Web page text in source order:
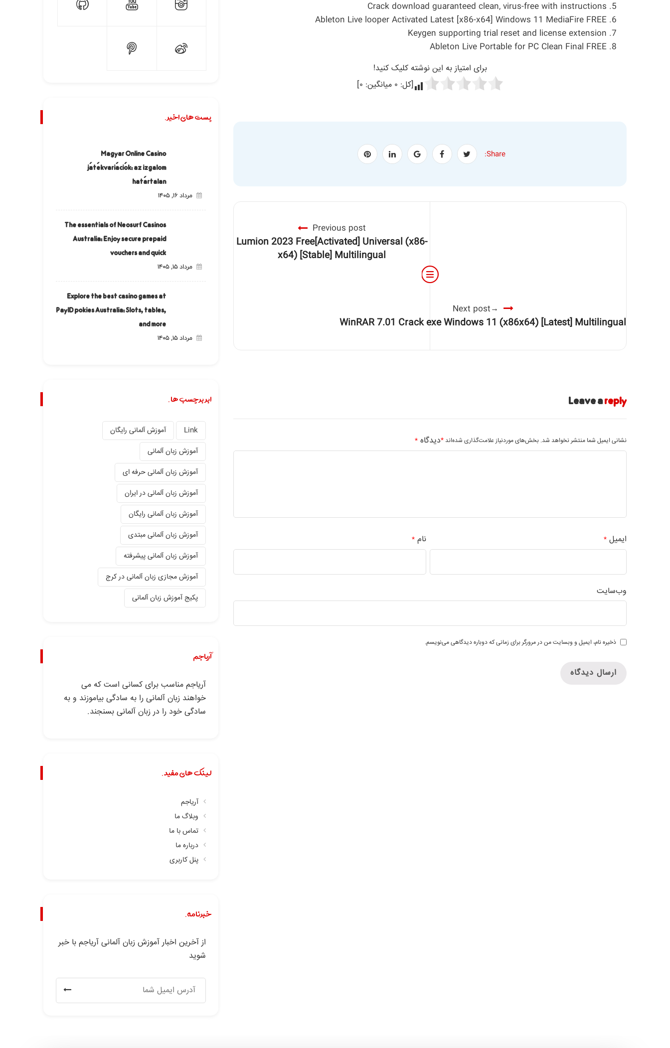
Crack download guaranteed clean, virus-free with instructions
Ableton Live looper Activated Latest [x86-x64] Windows 11 MediaFire FREE
Keygen supporting trial reset and license extension
Ableton Live Portable for PC Clean Final FREE
برای امتیاز به این نوشته کلیک کنید!
[کل: ۰ میانگین: ۰]
Share:
Previous post
Lumion 2023 Free[Activated] Universal (x86-
x64) [Stable] Multilingual
Next post
WinRAR 7.01 Crack exe Windows 11 (x86x64) [Latest] Multilingual
Leave areply
نشانی ایمیل شما منتشر نخواهد شد. بخش‌های موردنیاز علامت‌گذاری شده‌اند *دیدگاه *
نام* ایمیل*
وب‌سایت
ذخیره نام، ایمیل و وبسایت من در مرورگر برای زمانی که دوباره دیدگاهی می‌نویسم.
پست های اخیر.
Magyar Online Casino
játékvariációk: az izgalom
határtalan
مرداد ۱۶, ۱۴۰۵
The essentials of Neosurf Casinos
Australia: Enjoy secure prepaid
vouchers and quick
مرداد ۱۵, ۱۴۰۵
Explore the best casino games at
PayID pokies Australia: Slots, tables,
and more
مرداد ۱۵, ۱۴۰۵
ابر برچسب ها.
Link
آموزش آلمانی رایگان
آموزش زبان آلمانی
آموزش زبان آلمانی حرفه ای
آموزش زبان آلمانی در ایران
آموزش زبان آلمانی رایگان
آموزش زبان آلمانی مبتدی
آموزش زبان آلمانی پیشرفته
آموزش مجازی زبان آلمانی در کرج
پکیج آموزش زبان آلمانی
آریاجم
آریاجم مناسب برای کسانی است که می
خواهند زبان آلمانی را به سادگی بیاموزند و به
سادگی خود را در زبان آلمانی بسنجند.
لینک های مفید.
آریاجم
وبلاگ ما
تماس با ما
درباره ما
پنل کاربری
خبرنامه.
از آخرین اخبار آموزش زبان آلمانی آریاجم با خبر
شوید